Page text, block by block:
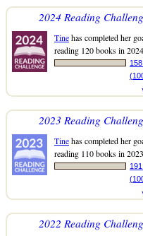
2024 Reading
Tinehas completed her
reading 120 books in
2023 Reading
Tinehas completed her
reading 110 books in
2022 Reading